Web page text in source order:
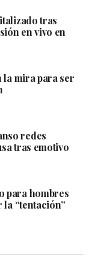
tras
en vivo en
la mira para ser
redes
tras emotivo
para hombres
“tentación”